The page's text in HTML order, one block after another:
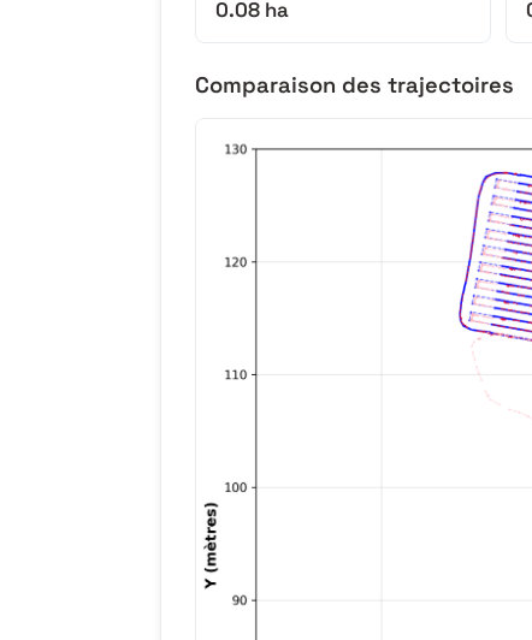
0.08 ha
Comparaison des trajectoires